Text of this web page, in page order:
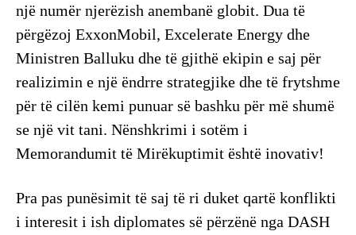
një numër njerëzish anembanë globit. Dua të
përgëzoj ExxonMobil, Excelerate Energy dhe
Ministren Balluku dhe të gjithë ekipin e saj për
realizimin e një ëndrre strategjike dhe të frytshme
për të cilën kemi punuar së bashku për më shumë
se një vit tani. Nënshkrimi i sotëm i
Memorandumit të Mirëkuptimit është inovativ!
Pra pas punësimit të saj të ri duket qartë konflikti
i interesit i ish diplomates së përzënë nga DASH